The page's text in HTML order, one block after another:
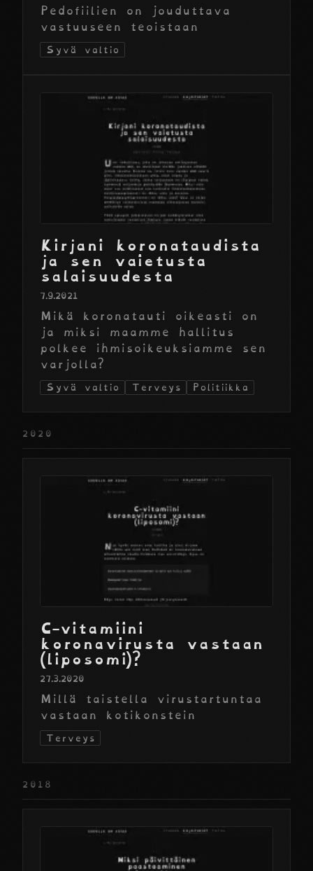
Pedofiilien on jouduttava
vastuuseen teoistaan
Syvä valtio
Kirjani koronataudista
ja sen vaietusta
salaisuudesta
7.9.2021
Mikä koronatauti oikeasti on
ja miksi maamme hallitus
polkee ihmisoikeuksiamme sen
varjolla?
Syvä valtio Terveys Politiikka
2020
C-vitamiini
koronavirusta vastaan
(liposomi)?
27.3.2020
Millä taistella virustartuntaa
vastaan kotikonstein
Terveys
2018